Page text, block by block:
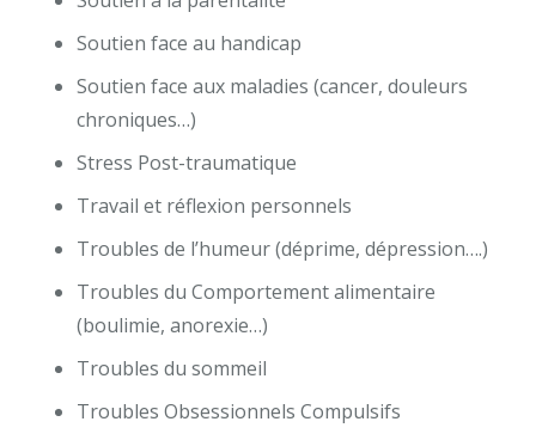
Soutien face au handicap
Soutien face aux maladies (cancer, douleurs
chroniques…)
Stress Post-traumatique
Travail et réflexion personnels
Troubles de l’humeur (déprime, dépression….)
Troubles du Comportement alimentaire
(boulimie, anorexie…)
Troubles du sommeil
Troubles Obsessionnels Compulsifs